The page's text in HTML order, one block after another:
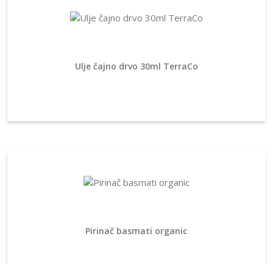
Ulje čajno drvo 30ml TerraCo
Pirinač basmati organic